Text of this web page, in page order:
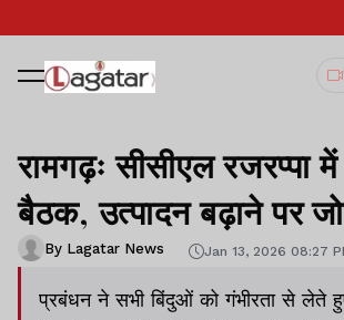
रामगढ़ः सीसीएल रजरप्पा
बैठक, उत्पादन बढ़ाने पर
By Lagatar News Jan 13, 2026 08:27
प्रबंधन ने सभी बिंदुओं को गंभीरता से लेते